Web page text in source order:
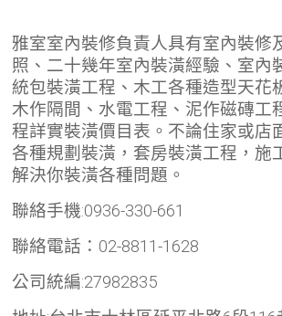
雅室室內裝修負責人具有室內裝修
照、二十幾年室內裝潢經驗、室內
統包裝潢工程、木工各種造型天花
木作隔間、水電工程、泥作磁磚工
程詳實裝潢價目表。不論住家或店
各種規劃裝潢，套房裝潢工程，施
解決你裝潢各種問題。
聯絡手機:0936-330-661
聯絡電話：02-8811-1628
公司統編:27982835